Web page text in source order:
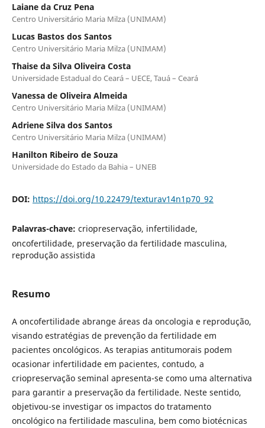
Laiane da Cruz Pena
Centro Universitário Maria Milza (UNIMAM)
Lucas Bastos dos Santos
Centro Universitário Maria Milza (UNIMAM)
Thaise da Silva Oliveira Costa
Universidade Estadual do Ceará – UECE, Tauá – Ceará
Vanessa de Oliveira Almeida
Centro Universitário Maria Milza (UNIMAM)
Adriene Silva dos Santos
Centro Universitário Maria Milza (UNIMAM)
Hanilton Ribeiro de Souza
Universidade do Estado da Bahia – UNEB
DOI: https://doi.org/10.22479/texturav14n1p70_92
Palavras-chave: criopreservação, infertilidade,
oncofertilidade, preservação da fertilidade masculina,
reprodução assistida
Resumo
A oncofertilidade abrange áreas da oncologia e reprodução,
visando estratégias de prevenção da fertilidade em
pacientes oncológicos. As terapias antitumorais podem
ocasionar infertilidade em pacientes, contudo, a
criopreservação seminal apresenta-se como uma alternativa
para garantir a preservação da fertilidade. Neste sentido,
objetivou-se investigar os impactos do tratamento
oncológico na fertilidade masculina, bem como biotécnicas